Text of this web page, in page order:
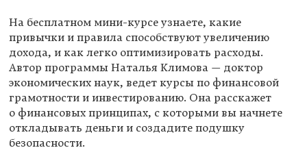
На бесплатном мини-курсе узнаете, какие
привычки и правила способствуют увеличению
дохода, и как легко оптимизировать расходы.
Автор программы Наталья Климова — доктор
экономических наук, ведет курсы по финансовой
грамотности и инвестированию. Она расскажет
о финансовых принципах, с которыми вы начнете
откладывать деньги и создадите подушку
безопасности.